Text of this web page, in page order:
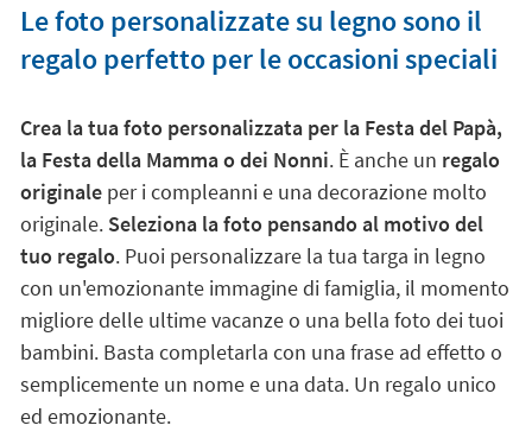
Le foto personalizzate su legno sono il
regalo perfetto per le occasioni speciali
Crea la tua foto personalizzata per la Festa del Papà,
la Festa della Mamma o dei Nonni. È anche un regalo
originaleper i compleanni e una decorazione molto
originale. Seleziona la foto pensando al motivo del
tuo regalo. Puoi personalizzare la tua targa in legno
con un'emozionante immagine di famiglia, il momento
migliore delle ultime vacanze o una bella foto dei tuoi
bambini. Basta completarla con una frase ad effetto o
semplicemente un nome e una data. Un regalo unico
ed emozionante.